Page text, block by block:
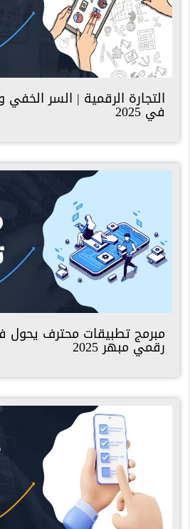
التجارة الرقمية | السر الخفي
في 2025
مبرمج تطبيقات محترف يحول
رقمي مبهر 2025